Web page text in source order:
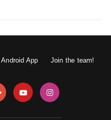
Android App Join the team!